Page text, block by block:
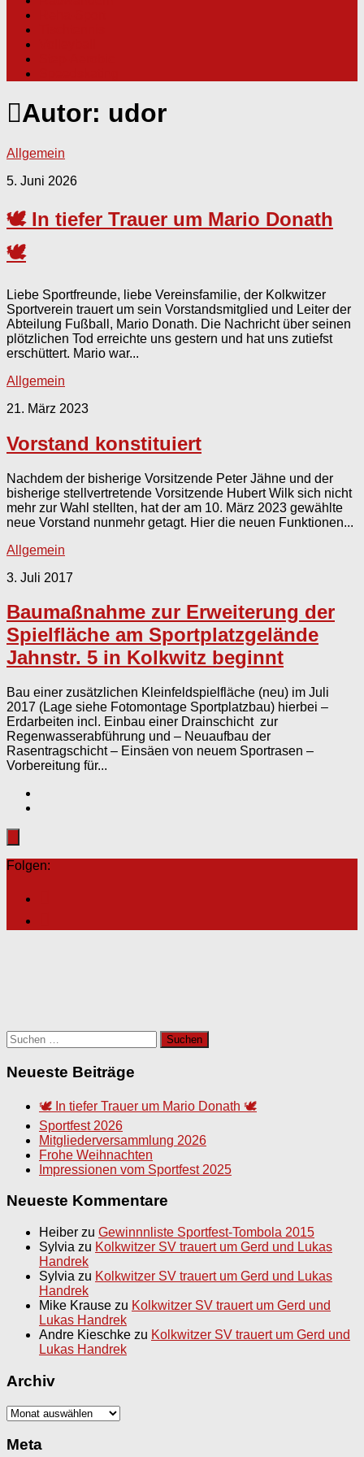
Autor: udor
Allgemein
5. Juni 2026
🕊️ In tiefer Trauer um Mario Donath
🕊️
Liebe Sportfreunde, liebe Vereinsfamilie, der Kolkwitzer
Sportverein trauert um sein Vorstandsmitglied und Leiter der
Abteilung Fußball, Mario Donath. Die Nachricht über seinen
plötzlichen Tod erreichte uns gestern und hat uns zutiefst
erschüttert. Mario war...
Allgemein
21. März 2023
Vorstand konstituiert
Nachdem der bisherige Vorsitzende Peter Jähne und der
bisherige stellvertretende Vorsitzende Hubert Wilk sich nicht
mehr zur Wahl stellten, hat der am 10. März 2023 gewählte
neue Vorstand nunmehr getagt. Hier die neuen Funktionen...
Allgemein
3. Juli 2017
Baumaßnahme zur Erweiterung der
Spielfläche am Sportplatzgelände
Jahnstr. 5 in Kolkwitz beginnt
Bau einer zusätzlichen Kleinfeldspielfläche (neu) im Juli
2017 (Lage siehe Fotomontage Sportplatzbau) hierbei –
Erdarbeiten incl. Einbau einer Drainschicht zur
Regenwasserabführung und – Neuaufbau der
Rasentragschicht – Einsäen von neuem Sportrasen –
Vorbereitung für...
Folgen:
Suchen
nach:
Neueste Beiträge
🕊️ In tiefer Trauer um Mario Donath 🕊️
Sportfest 2026
Mitgliederversammlung 2026
Frohe Weihnachten
Impressionen vom Sportfest 2025
Neueste Kommentare
Heiber zu Gewinnnliste Sportfest-Tombola 2015
Sylvia zu Kolkwitzer SV trauert um Gerd und Lukas
Handrek
Sylvia zu Kolkwitzer SV trauert um Gerd und Lukas
Handrek
Mike Krause zu Kolkwitzer SV trauert um Gerd und
Lukas Handrek
Andre Kieschke zu Kolkwitzer SV trauert um Gerd und
Lukas Handrek
Archiv
Archiv
Meta